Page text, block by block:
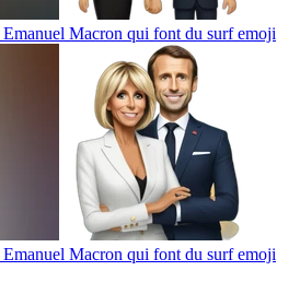
Macron qui font du surfemoji
Macron qui font du surfemoji